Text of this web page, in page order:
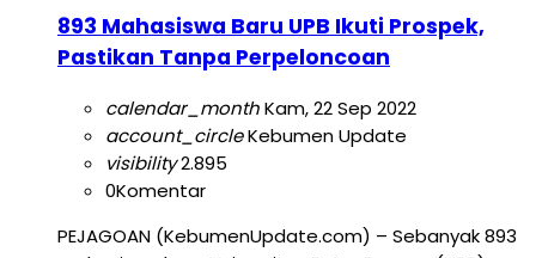
893 Mahasiswa Baru UPB Ikuti Prospek,
Pastikan Tanpa Perpeloncoan
calendar_monthKam, 22 Sep 2022
account_circleKebumen Update
visibility2.895
0Komentar
PEJAGOAN (KebumenUpdate.com) – Sebanyak 893